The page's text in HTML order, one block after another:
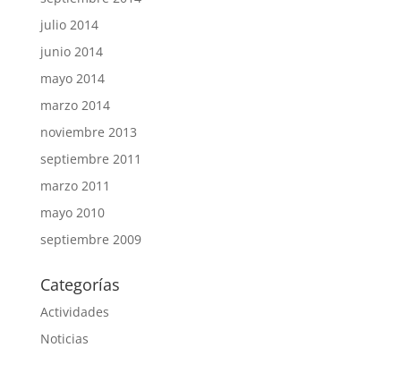
julio 2014
junio 2014
mayo 2014
marzo 2014
noviembre 2013
septiembre 2011
marzo 2011
mayo 2010
septiembre 2009
Categorías
Actividades
Noticias